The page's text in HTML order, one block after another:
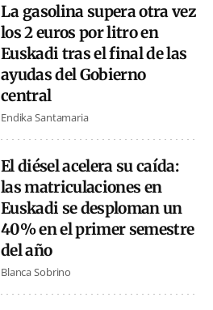
La gasolina supera otra vez
los 2 euros por litro en
Euskadi tras el final de las
ayudas del Gobierno
central
Endika Santamaria
El diésel acelera su caída:
las matriculaciones en
Euskadi se desploman un
40% en el primer semestre
del año
Blanca Sobrino